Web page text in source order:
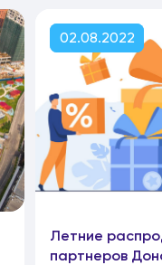
02.08.2022
Летние
партнеров